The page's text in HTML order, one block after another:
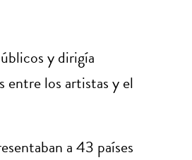
y dirigía
entre los artistas y el
a 43 países